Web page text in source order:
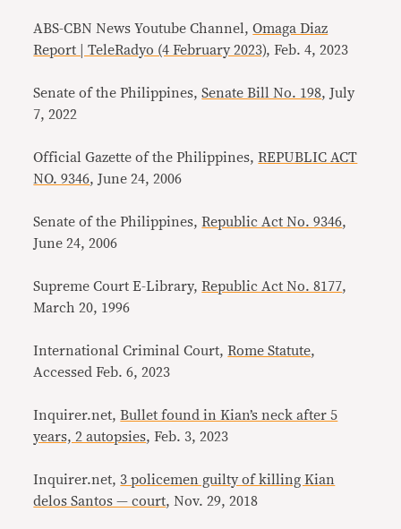
ABS-CBN News Youtube Channel,Omaga Diaz
Report | TeleRadyo (4 February 2023), Feb. 4, 2023
Senate of the Philippines,Senate Bill No. 198, July
7, 2022
Official Gazette of the Philippines,REPUBLIC ACT
NO. 9346, June 24, 2006
Senate of the Philippines,Republic Act No. 9346,
June 24, 2006
Supreme Court E-Library,Republic Act No. 8177,
March 20, 1996
International Criminal Court,Rome Statute,
Accessed Feb. 6, 2023
Inquirer.net,Bullet found in Kian’s neck after 5
years, 2 autopsies, Feb. 3, 2023
Inquirer.net, 3 policemen guilty of killing Kian
delos Santos — court, Nov. 29, 2018